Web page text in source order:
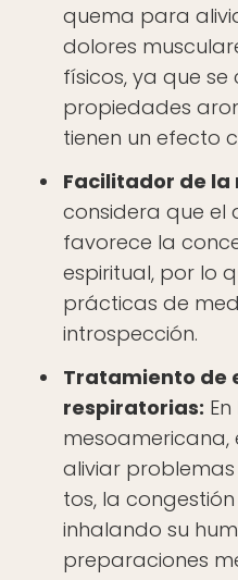
quema para
dolores
físicos, ya que se
propiedades
tienen un efecto
Facilitador de
considera que
favorece la
espiritual, por lo
prácticas de
introspección.
Tratamiento de
respiratorias:
mesoamericana,
aliviar
tos, la
inhalando su
preparaciones